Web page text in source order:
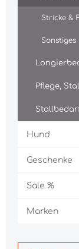
Stricke &
Sonstiges
Pflege,
Hund
Geschenke
Sale %
Marken